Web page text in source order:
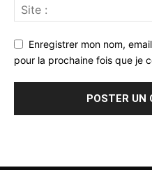
Enregistrer mon nom,
pour la prochaine fois que je